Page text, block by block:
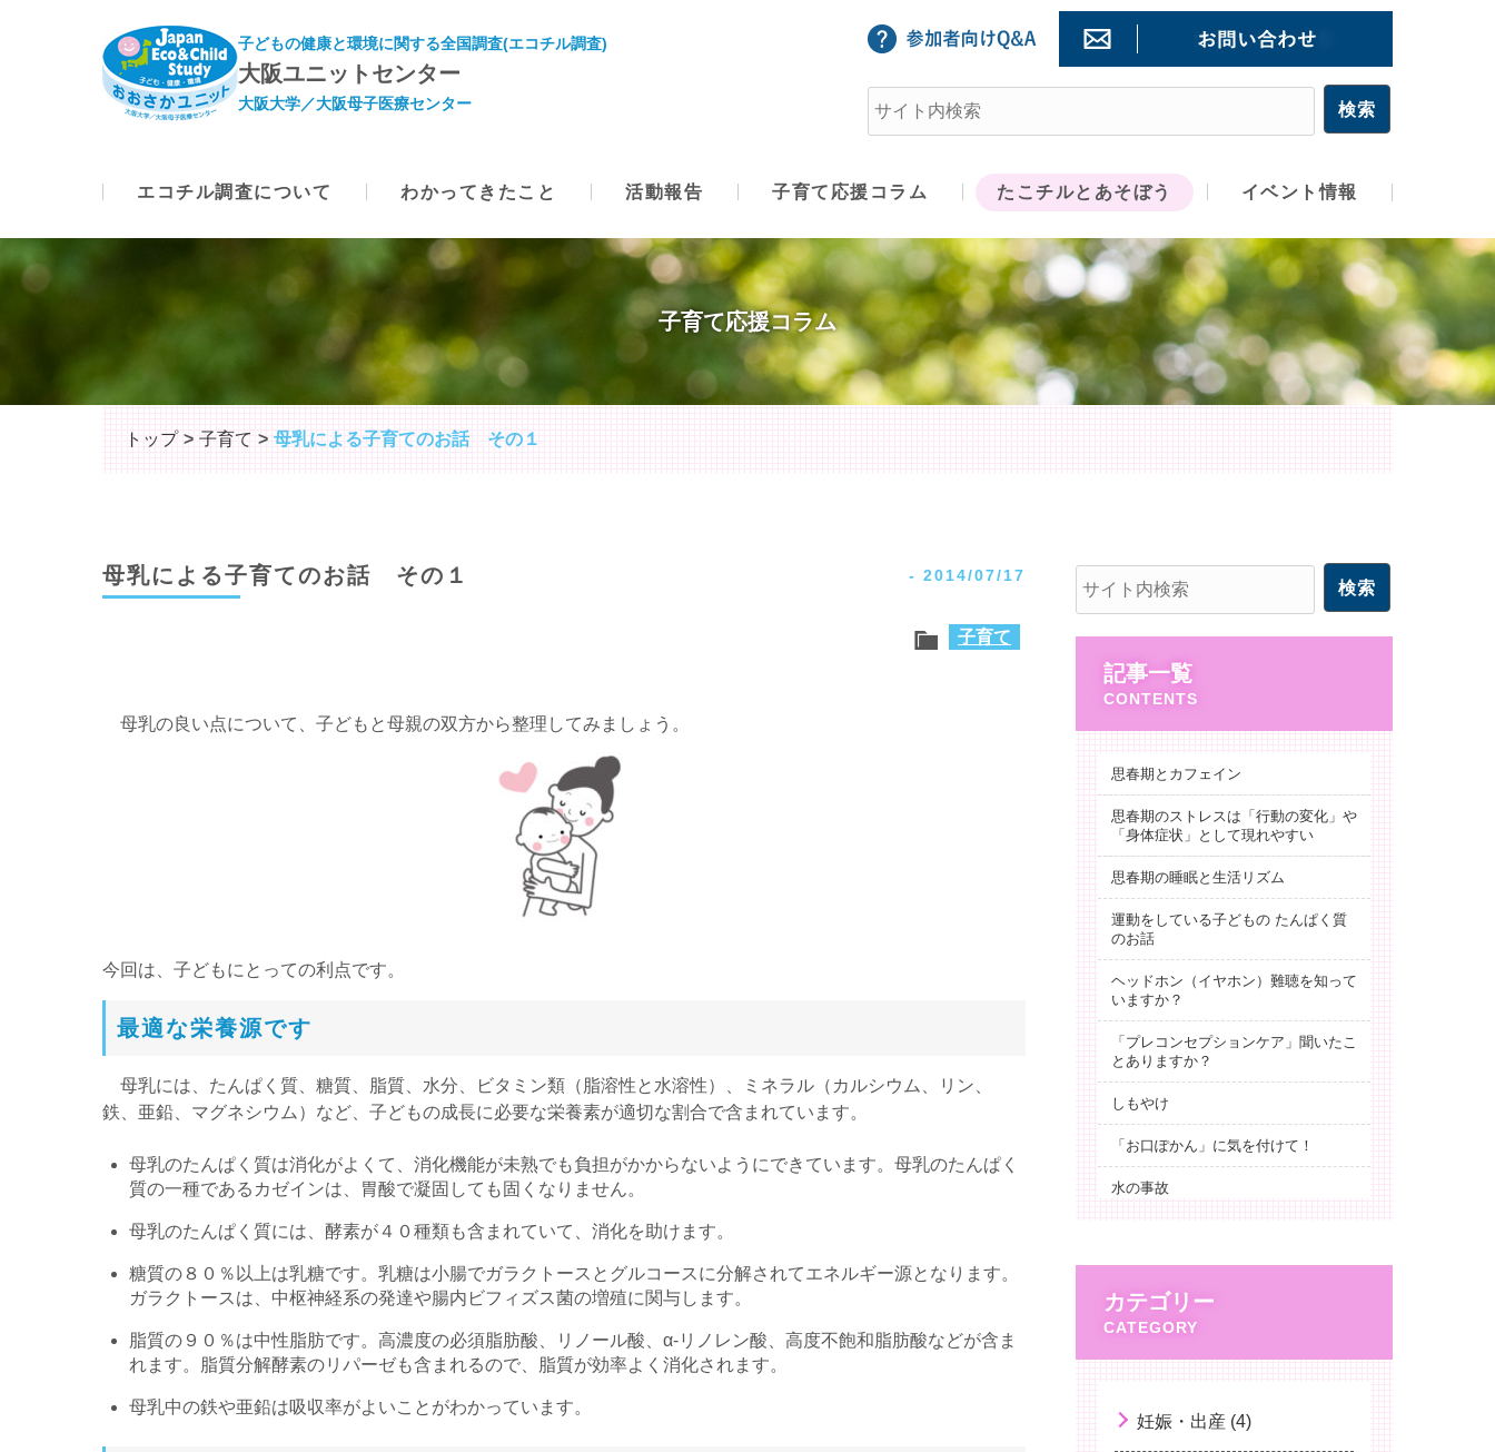
子どもの健康と環境に関する全国調査(エコチル調査)
大阪ユニットセンター
大阪大学／大阪母子医療センター
エコチル調査について わかってきたこと 活動報告 子育て応援コラム たこチルとあそぼう イベント情報
子育て応援コラム
トップ 子育て 母乳による子育てのお話 その１
母乳による子育てのお話 その１ - 2014/07/17
子育て
母乳の良い点について、子どもと母親の双方から整理してみましょう。
今回は、子どもにとっての利点です。
最適な栄養源です
母乳には、たんぱく質、糖質、脂質、水分、ビタミン類（脂溶性と水溶性）、ミネラル（カルシウム、リン、
鉄、亜鉛、マグネシウム）など、子どもの成長に必要な栄養素が適切な割合で含まれています。
母乳のたんぱく質は消化がよくて、消化機能が未熟でも負担がかからないようにできています。母乳のたんぱく
質の一種であるカゼインは、胃酸で凝固しても固くなりません。
母乳のたんぱく質には、酵素が４０種類も含まれていて、消化を助けます。
糖質の８０％以上は乳糖です。乳糖は小腸でガラクトースとグルコースに分解されてエネルギー源となります。
ガラクトースは、中枢神経系の発達や腸内ビフィズス菌の増殖に関与します。
脂質の９０％は中性脂肪です。高濃度の必須脂肪酸、リノール酸、α-リノレン酸、高度不飽和脂肪酸などが含ま
れます。脂質分解酵素のリパーゼも含まれるので、脂質が効率よく消化されます。
母乳中の鉄や亜鉛は吸収率がよいことがわかっています。
記事一覧
思春期とカフェイン
思春期のストレスは「行動の変化」や
「身体症状」として現れやすい
思春期の睡眠と生活リズム
運動をしている子どもの たんぱく質
のお話
ヘッドホン（イヤホン）難聴を知って
いますか？
「プレコンセプションケア」聞いたこ
とありますか？
しもやけ
「お口ぽかん」に気を付けて！
水の事故
スポーツ貧血
甲状腺とその病気について知ろう
百日咳とワクチン
カテゴリー
妊娠・出産 (4)